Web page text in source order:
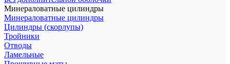
Минераловатные цилиндры
Минераловатные цилиндры
Цилиндры (скорлупы)
Тройники
Отводы
Ламельные